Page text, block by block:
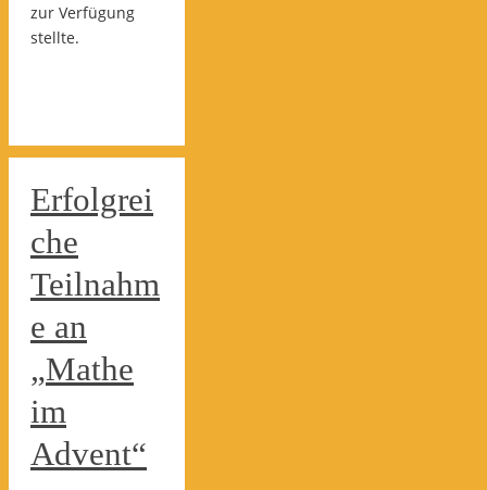
zur Verfügung
stellte.
Erfolgrei
che
Teilnahm
e an
„Mathe
im
Advent“